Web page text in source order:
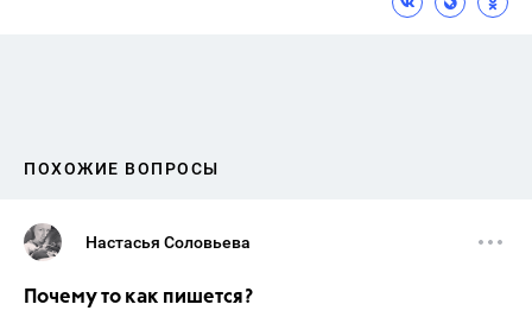
ПОХОЖИЕ ВОПРОСЫ
Настасья Соловьева
Почему то как пишется?